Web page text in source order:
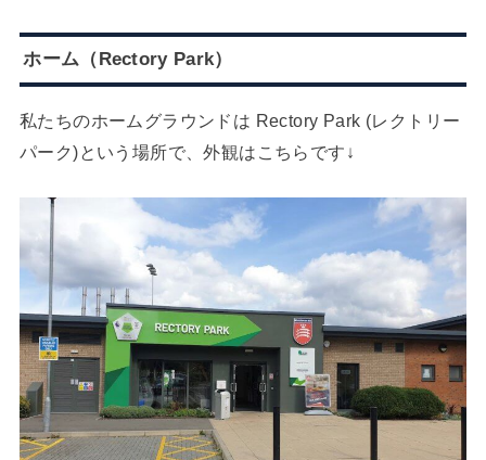
ホーム（Rectory Park）
私たちのホームグラウンドは Rectory Park (レクトリー
パーク)という場所で、外観はこちらです↓